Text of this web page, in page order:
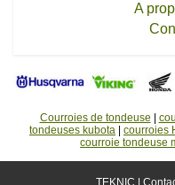
A
Courroies de tondeuse |
tondeuses kubota | courroies
courroie tondeuse
TEKNIC |